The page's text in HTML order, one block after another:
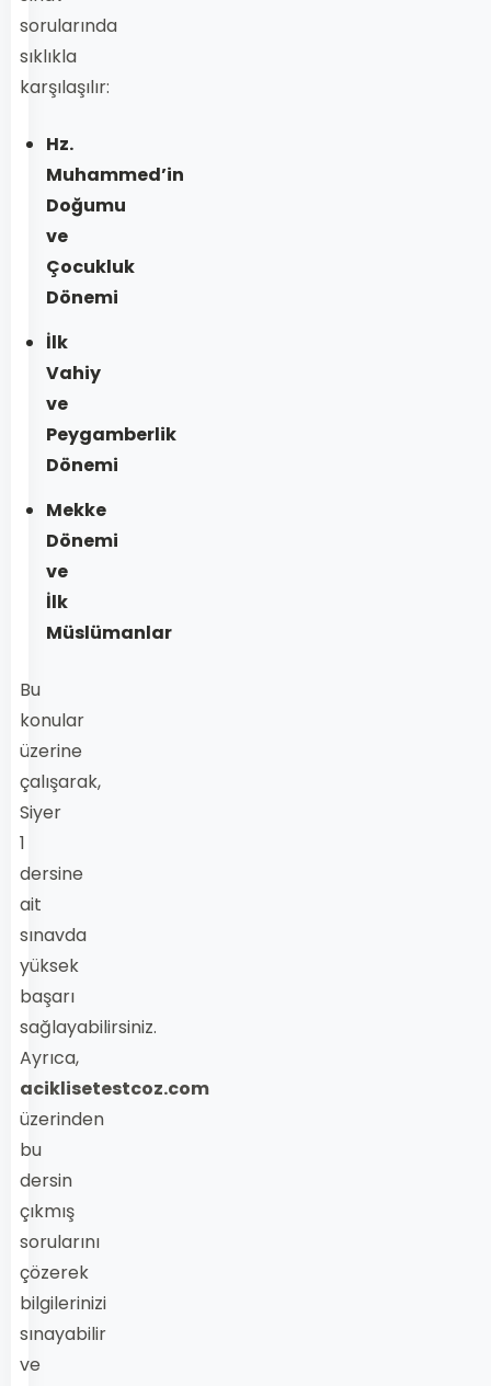
sorularında
sıklıkla
karşılaşılır:
Hz.
Muhammed’in
Doğumu
ve
Çocukluk
Dönemi
İlk
Vahiy
ve
Peygamberlik
Dönemi
Mekke
Dönemi
ve
İlk
Müslümanlar
Bu
konular
üzerine
çalışarak,
Siyer
1
dersine
ait
sınavda
yüksek
başarı
sağlayabilirsiniz.
Ayrıca,
aciklisetestcoz.com
üzerinden
bu
dersin
çıkmış
sorularını
çözerek
bilgilerinizi
sınayabilir
ve